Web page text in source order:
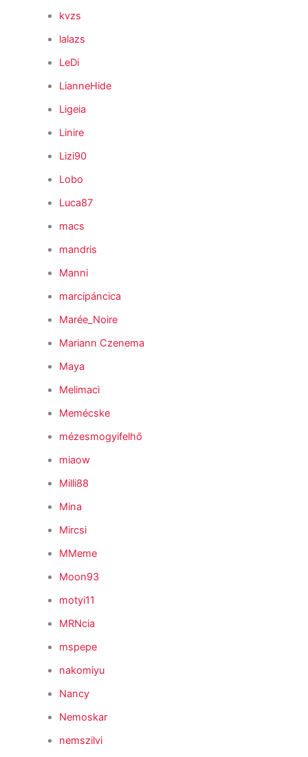
kvzs
lalazs
LeDi
LianneHide
Ligeia
Linire
Lizi90
Lobo
Luca87
macs
mandris
Manni
marcipáncica
Marée_Noire
Mariann Czenema
Maya
Melimaci
Memécske
mézesmogyifelhő
miaow
Milli88
Mina
Mircsi
MMeme
Moon93
motyi11
MRNcia
mspepe
nakomiyu
Nancy
Nemoskar
nemszilvi